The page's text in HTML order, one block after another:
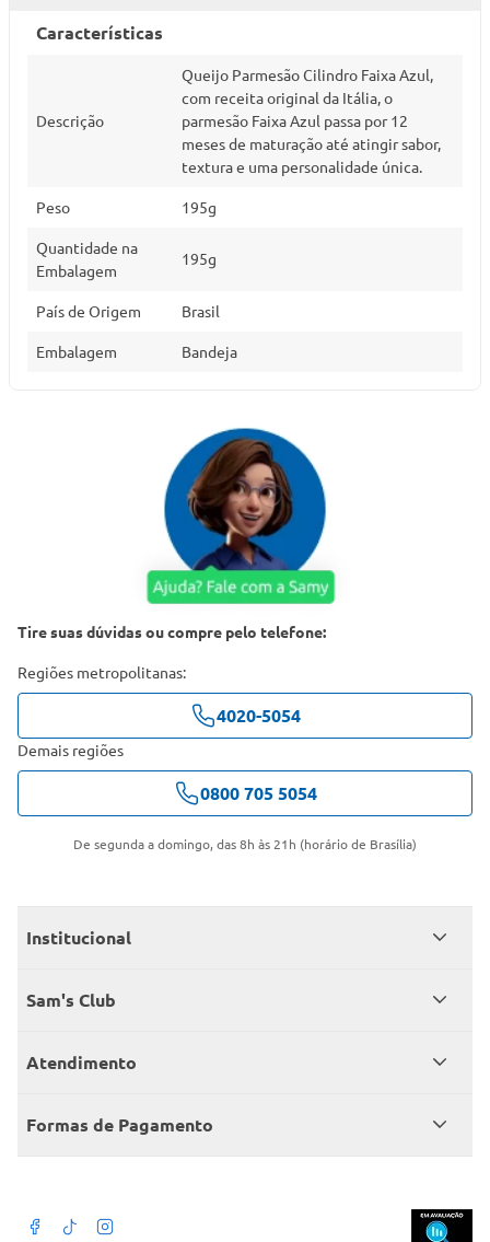
Características
Descrição
Queijo Parmesão Cilindro Faixa Azul,
com receita original da Itália, o
parmesão Faixa Azul passa por 12
meses de maturação até atingir sabor,
textura e uma personalidade única.
Peso 195g
Quantidade na
Embalagem
195g
País de Origem Brasil
Embalagem Bandeja
Tire suas dúvidas ou compre pelo telefone:
Regiões metropolitanas:
4020-5054
Demais regiões
0800 705 5054
De segunda a domingo, das 8h às 21h (horário de Brasília)
Institucional
Quem somos
Encontre um Clube
Sam's Club
Seja sócio
Member’s Mark
Atendimento
Fale conosco
Atendimento em libras
Formas de Pagamento